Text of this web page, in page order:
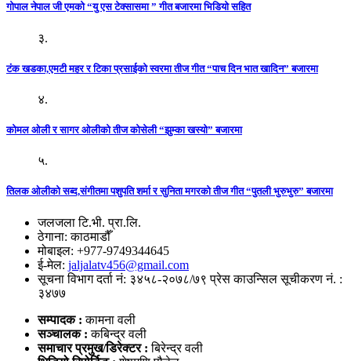
गोपाल नेपाल जी एमको “यु एस टेक्सासमा ” गीत बजारमा भिडियो सहित
३.
टंक खडका,एमटी महर र टिका प्रसाईको स्वरमा तीज गीत “पाच दिन भात खादिन” बजारमा
४.
कोमल ओली र सागर ओलीको तीज कोसेली “झुम्का खस्यो” बजारमा
५.
तिलक ओलीको सब्द,संगीतमा पशुपति शर्मा र सुनिता मगरको तीज गीत “पुतली भुरुभुरु” बजारमा
जलजला टि.भी. प्रा.लि.
ठेगाना: काठमाडौँ
मोबाइल: +977-9749344645
ई-मेल: jaljalatv456@gmail.com
सूचना विभाग दर्ता नं: ३४५८-२०७८/७९ प्रेस काउन्सिल सूचीकरण नं. :
३४७७
सम्पादक :कामना वली
सञ्‍चालक : कबिन्द्र वली
समाचार प्रमुख/डिरेक्टर :बिरेन्द्र वली